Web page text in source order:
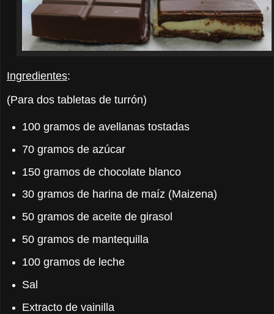
Ingredientes:
(Para dos tabletas de turrón)
100 gramos de avellanas tostadas
70 gramos de azúcar
150 gramos de chocolate blanco
30 gramos de harina de maíz (Maizena)
50 gramos de aceite de girasol
50 gramos de mantequilla
100 gramos de leche
Sal
Extracto de vainilla